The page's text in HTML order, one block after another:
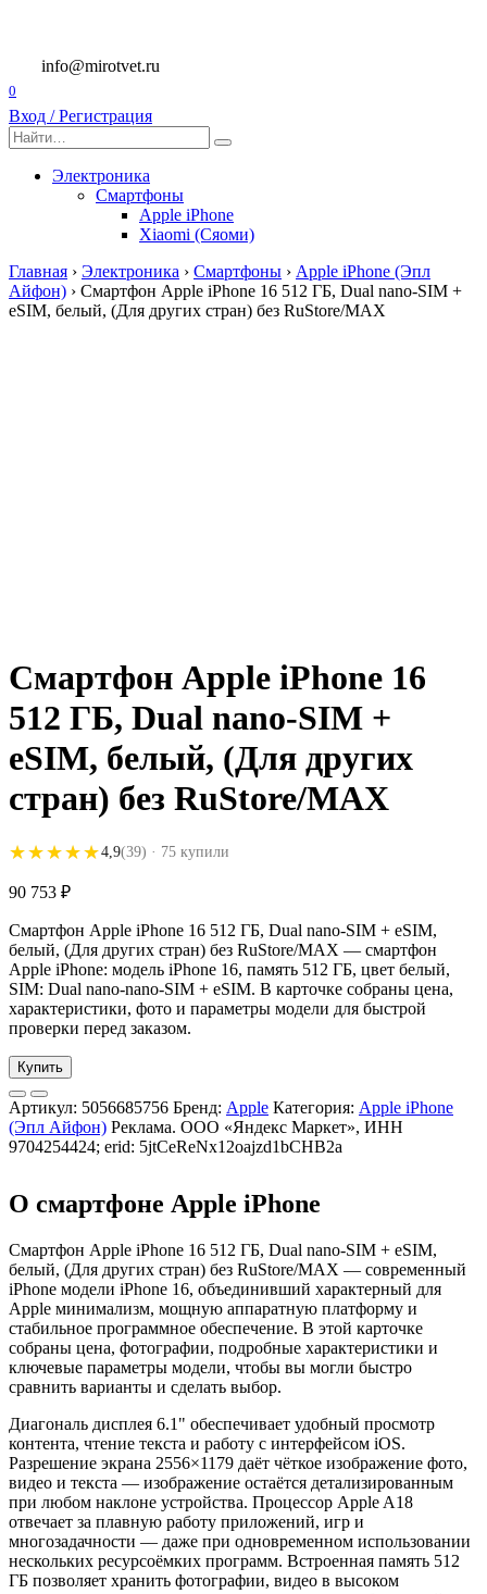
содержанию
info@mirotvet.ru
0
Вход / Регистрация
Search
for:
Электроника
Смартфоны
Apple iPhone
Xiaomi (Сяоми)
Главная › Электроника › Смартфоны › Apple iPhone (Эпл
Айфон) › Смартфон Apple iPhone 16 512 ГБ, Dual nano-SIM +
eSIM, белый, (Для других стран) без RuStore/MAX
Смартфон Apple iPhone 16
512 ГБ, Dual nano-SIM +
eSIM, белый, (Для других
стран) без RuStore/MAX
★★★★★
★★★★★4,9(39) · 75 купили
90 753 ₽
Смартфон Apple iPhone 16 512 ГБ, Dual nano-SIM + eSIM,
белый, (Для других стран) без RuStore/MAX — смартфон
Apple iPhone: модель iPhone 16, память 512 ГБ, цвет белый,
SIM: Dual nano-nano-SIM + eSIM. В карточке собраны цена,
характеристики, фото и параметры модели для быстрой
проверки перед заказом.
Купить
Артикул: 5056685756 Бренд: Apple Категория: Apple iPhone
(Эпл Айфон) Реклама. ООО «Яндекс Маркет», ИНН
9704254424; erid: 5jtCeReNx12oajzd1bCHB2a
О смартфоне Apple iPhone
Смартфон Apple iPhone 16 512 ГБ, Dual nano-SIM + eSIM,
белый, (Для других стран) без RuStore/MAX — современный
iPhone модели iPhone 16, объединивший характерный для
Apple минимализм, мощную аппаратную платформу и
стабильное программное обеспечение. В этой карточке
собраны цена, фотографии, подробные характеристики и
ключевые параметры модели, чтобы вы могли быстро
сравнить варианты и сделать выбор.
Диагональ дисплея 6.1" обеспечивает удобный просмотр
контента, чтение текста и работу с интерфейсом iOS.
Разрешение экрана 2556×1179 даёт чёткое изображение фото,
видео и текста — изображение остаётся детализированным
при любом наклоне устройства. Процессор Apple A18
отвечает за плавную работу приложений, игр и
многозадачности — даже при одновременном использовании
нескольких ресурсоёмких программ. Встроенная память 512
ГБ позволяет хранить фотографии, видео в высоком